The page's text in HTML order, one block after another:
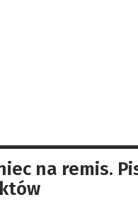
na remis.